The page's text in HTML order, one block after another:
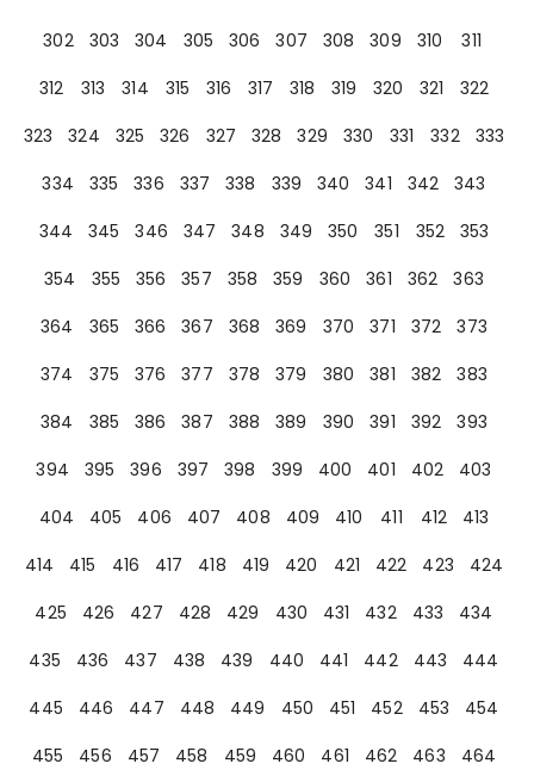
302
303 304 305 306 307 308 309 310
311
312
313 314 315 316 317 318 319 320 321
322
323
324 325 326 327 328 329 330 331 332
333
334
335 336 337 338 339 340 341 342
343
344
345 346 347 348 349 350 351 352
353
354
355 356 357 358 359 360 361 362
363
364
365 366 367 368 369 370 371 372
373
374
375 376 377 378 379 380 381 382
383
384
385 386 387 388 389 390 391 392
393
394
395 396 397 398 399 400 401 402
403
404
405 406 407 408 409 410 411 412
413
414
415 416 417 418 419 420 421 422 423
424
425
426 427 428 429 430 431 432 433
434
435
436 437 438 439 440 441 442 443
444
445
446 447 448 449 450 451 452 453
454
455
456 457 458 459 460 461 462 463
464